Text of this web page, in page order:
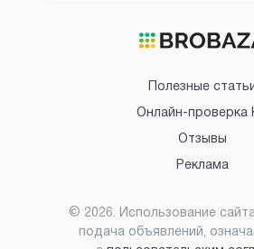
Полезные статьи
Онлайн-проверка
Отзывы
Реклама
© 2026. Использование
подача объявлений,